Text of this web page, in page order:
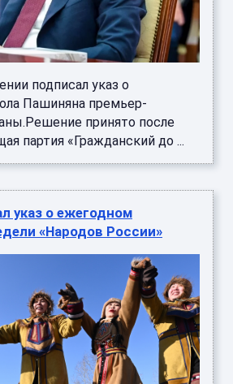
подписал указ о
Пашиняна премьер-
принято после
партия «Гражданский до ...
указ о ежегодном
«Народов России»